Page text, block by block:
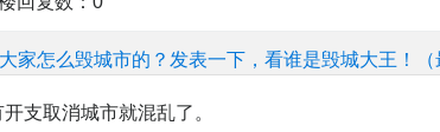
大家怎么毁城市的？发表一下，看谁是毁城大王！（
支取消城市就混乱了。